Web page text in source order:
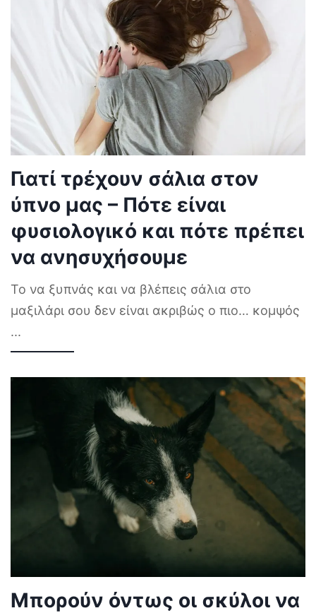
Γιατί τρέχουν σάλια στον
ύπνο μας – Πότε είναι
φυσιολογικό και πότε πρέπει
να ανησυχήσουμε
Το να ξυπνάς και να βλέπεις σάλια στο
μαξιλάρι σου δεν είναι ακριβώς ο πιο… κομψός
...
Μπορούν όντως οι σκύλοι να